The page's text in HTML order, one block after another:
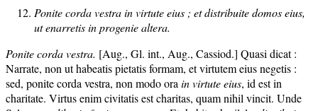
Ponite corda vestra in virtute eius ; et distribuite domos eius,
ut enarretis in progenie altera.
Ponite corda vestra. [Aug., Gl. int., Aug., Cassiod.] Quasi dicat :
Narrate, non ut habeatis pietatis formam, et virtutem eius negetis :
sed, ponite corda vestra, non modo ora in virtute eius, id est in
charitate. Virtus enim civitatis est charitas, quam nihil vincit. Unde